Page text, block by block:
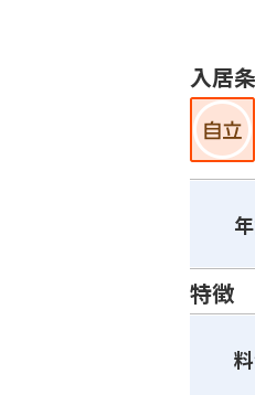
入居
特徴